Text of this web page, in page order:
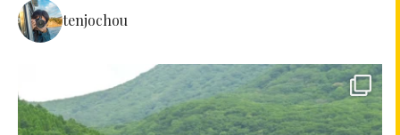
tenjochou